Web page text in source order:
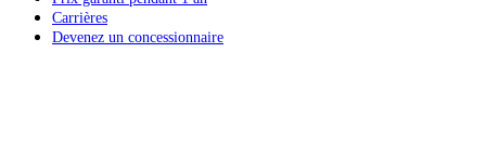
Carrières
Devenez un concessionnaire